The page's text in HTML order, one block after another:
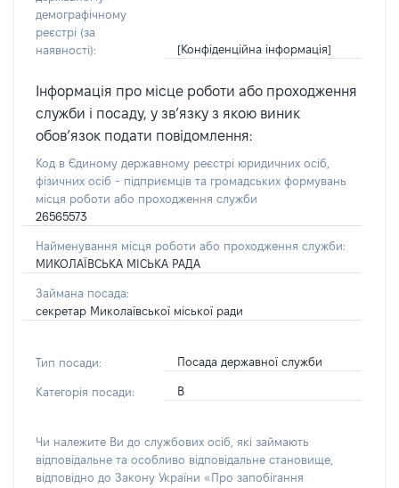
демографічному
реєстрі (за
наявності):
[Конфіденційна інформація]
Інформація про місце роботи або проходження
служби і посаду, у зв’язку з якою виник
обов’язок подати повідомлення:
Код в Єдиному державному реєстрі юридичних осіб,
фізичних осіб - підприємців та громадських формувань
місця роботи або проходження служби
26565573
Найменування місця роботи або проходження служби:
МИКОЛАЇВСЬКА МІСЬКА РАДА
Займана посада:
секретар Миколаївської міської ради
Тип посади: Посада державної служби
Категорія посади: В
Чи належите Ви до службових осіб, які займають
відповідальне та особливо відповідальне становище,
відповідно до Закону України «Про запобігання